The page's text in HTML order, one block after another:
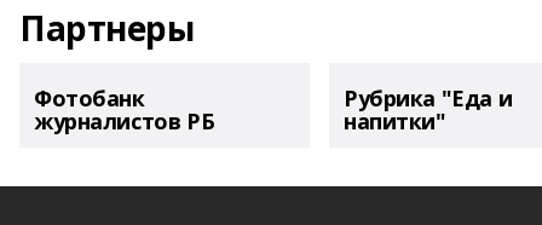
Партнеры
Фотобанк
журналистов РБ
Рубрика "Еда и
напитки"